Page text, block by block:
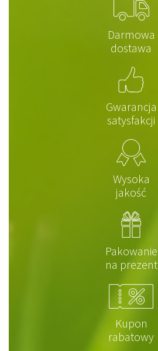
Darmowa
dostawa
Gwarancja
satysfakcji
Wysoka
jakość
Pakowanie
na prezent
Kupon
rabatowy